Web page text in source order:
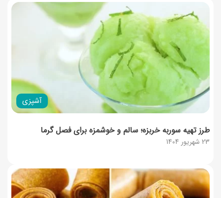
آشپزی
23 شهریور 1404
طرز تهیه سوربه خربزه؛ سالم و خوشمزه برای فصل گرما